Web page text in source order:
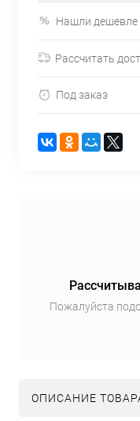
Нашли дешевле
Рассчитать
Под заказ
Пожалуйста
ОПИСАНИЕ